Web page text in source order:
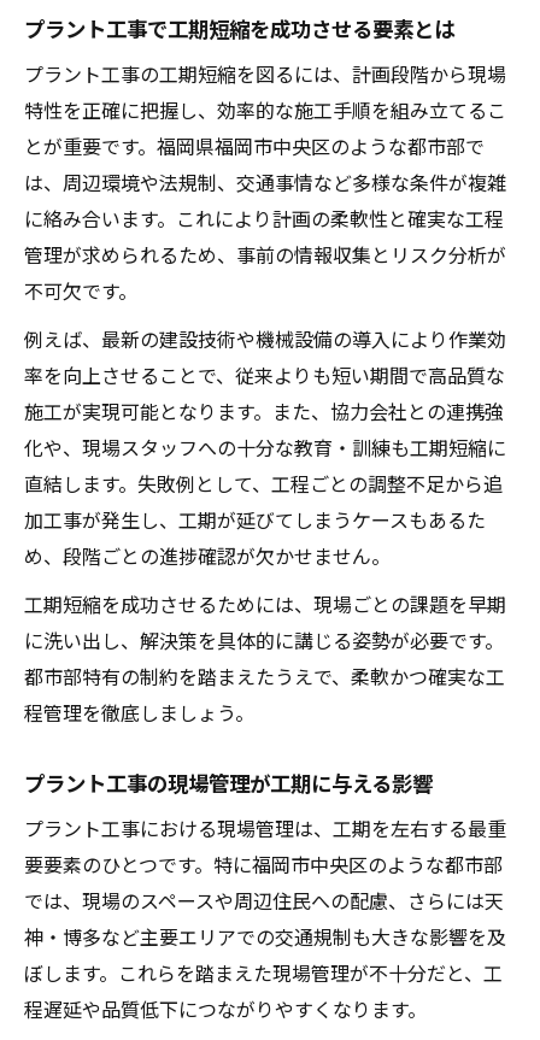
プラント工事の効率化を中央区で実現
中央区でプラント工事を効率化する実践手
法
プラント工事効率化に役立つIT活用の最新動
向
中央区現場で求められる工期管理の工夫ポ
イント
は
中央区エリアで注目の工事効率アップ事例
工期短縮を目指す現場の工夫とコツ
現場で実践できるプラント工事工期短縮の
工夫
プラント工事の工期短縮に繋がる改善事例
工期短縮を支える現場スタッフの連携強化
プラント工事の無駄を減らす効率化ポイン
ト
プラント工事ならではの工期課題と対策
プラント工事特有の工期課題を理解しよう
工期遅延リスクを減らすプラント工事対策
法
プラント工事現場で起きやすい工期トラブ
ル
課題解決に役立つ工期管理の実践ポイント
プラント工事で工期短縮を成功させる要素とは
プラント工事の工期短縮を図るには、計画段階から現場
特性を正確に把握し、効率的な施工手順を組み立てるこ
とが重要です。福岡県福岡市中央区のような都市部で
は、周辺環境や法規制、交通事情など多様な条件が複雑
に絡み合います。これにより計画の柔軟性と確実な工程
管理が求められるため、事前の情報収集とリスク分析が
不可欠です。
例えば、最新の建設技術や機械設備の導入により作業効
率を向上させることで、従来よりも短い期間で高品質な
施工が実現可能となります。また、協力会社との連携強
化や、現場スタッフへの十分な教育・訓練も工期短縮に
直結します。失敗例として、工程ごとの調整不足から追
加工事が発生し、工期が延びてしまうケースもあるた
め、段階ごとの進捗確認が欠かせません。
工期短縮を成功させるためには、現場ごとの課題を早期
に洗い出し、解決策を具体的に講じる姿勢が必要です。
都市部特有の制約を踏まえたうえで、柔軟かつ確実な工
程管理を徹底しましょう。
プラント工事の現場管理が工期に与える影響
プラント工事における現場管理は、工期を左右する最重
要要素のひとつです。特に福岡市中央区のような都市部
では、現場のスペースや周辺住民への配慮、さらには天
神・博多など主要エリアでの交通規制も大きな影響を及
ぼします。これらを踏まえた現場管理が不十分だと、工
程遅延や品質低下につながりやすくなります。